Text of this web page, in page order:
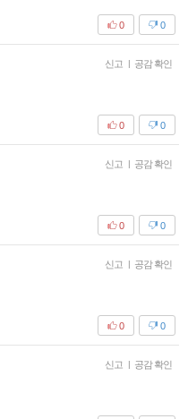
0
0
신고 | 공감 확인
0
0
신고 | 공감 확인
0
0
신고 | 공감 확인
0
0
신고 | 공감 확인